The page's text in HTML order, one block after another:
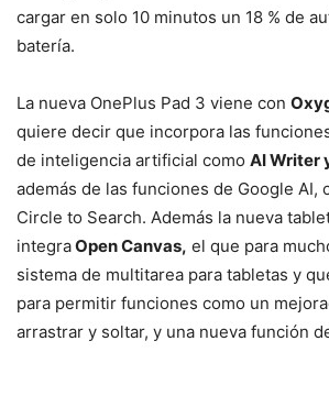
cargar en solo 10 minutos un 18 % de
batería.
La nueva OnePlus Pad 3 viene con
quiere decir que incorpora las
de inteligencia artificial como AI Writer
además de las funciones de Google AI,
Circle to Search. Además la nueva
integraOpen Canvas, el que para
sistema de multitarea para tabletas y
para permitir funciones como un
arrastrar y soltar, y una nueva función